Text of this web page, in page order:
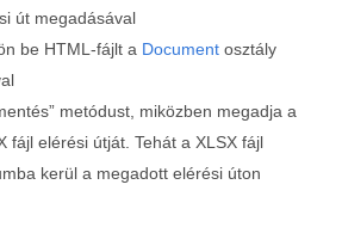
út megadásával
be HTML-fájlt a Document osztály
metódust, miközben megadja a
fájl elérési útját. Tehát a XLSX fájl
kerül a megadott elérési úton